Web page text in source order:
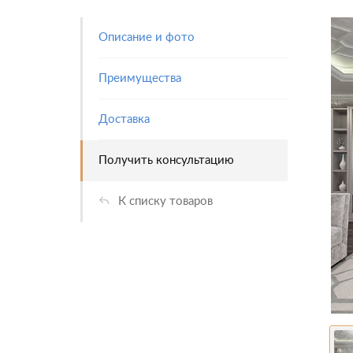
Описание и фото
Преимущества
Доставка
Получить консультацию
К списку товаров